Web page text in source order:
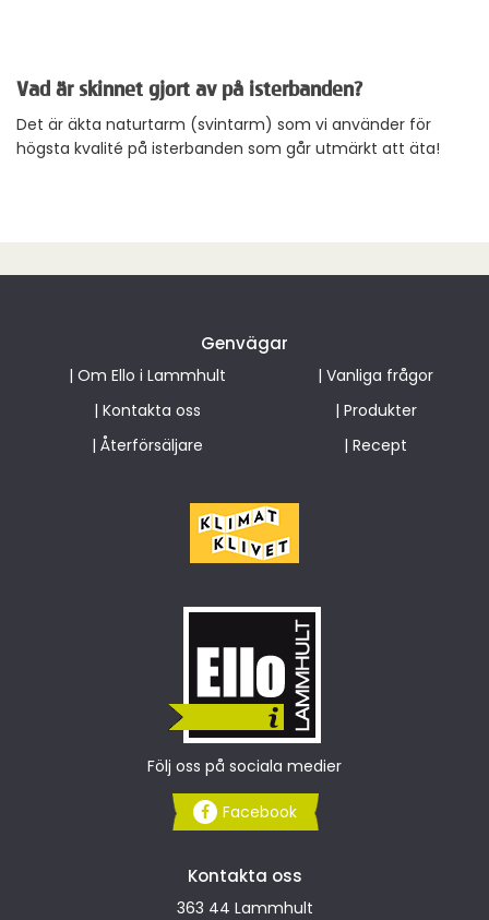
Vad är skinnet gjort av på isterbanden?
Det är äkta naturtarm (svintarm) som vi använder för
högsta kvalité på isterbanden som går utmärkt att äta!
Genvägar
| Om Ello i Lammhult | Vanliga frågor
| Kontakta oss | Produkter
| Återförsäljare | Recept
Följ oss på sociala medier
Facebook
Kontakta oss
363 44 Lammhult